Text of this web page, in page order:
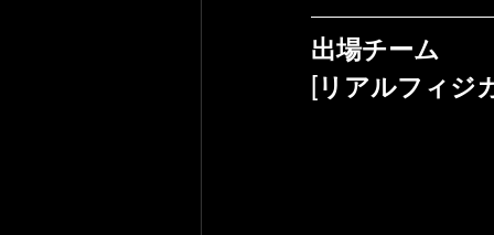
出場チーム
[リアルフィジ